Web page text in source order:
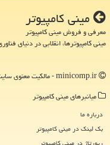
مینی كامپیوتر
معرفی و فروش مینی کامپیوتر
مینی کامپیوترها، انقلابی در دنیای
میانبرهای مینی كامپیوتر
درباره ما
بک لینک در مینی كامپیوتر